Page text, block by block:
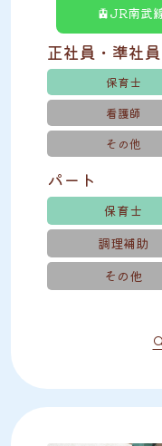
🚊JR南武
正社員・準社員
保育士
看護師
その他
パート
保育士
調理補助
その他